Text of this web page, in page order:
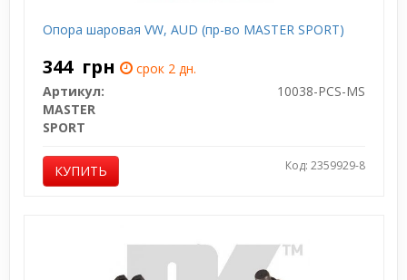
Опора шаровая VW, AUD (пр-во MASTER SPORT)
344 грн
срок 2 дн.
Артикул:
10038-PCS-MS
MASTER
SPORT
КУПИТЬ Код: 2359929-8